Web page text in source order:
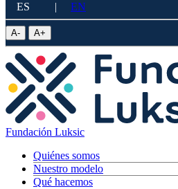
ES | EN
A- A+
Fundación Luksic
Quiénes somos
Nuestro modelo
Qué hacemos